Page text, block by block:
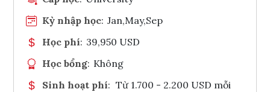
Kỳ nhập học: Jan,May,Sep
Học phí: 39,950 USD
Học bổng: Không
Sinh hoạt phí: Từ 1.700 - 2.200 USD mỗi